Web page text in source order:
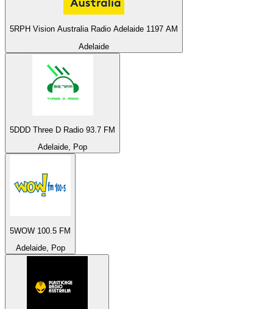
5RPH Vision Australia Radio Adelaide 1197 AM
Adelaide
5DDD Three D Radio 93.7 FM
Adelaide, Pop
5WOW 100.5 FM
Adelaide, Pop